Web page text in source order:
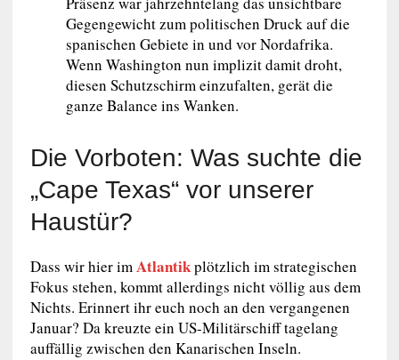
Gegengewicht zum politischen Druck auf die
spanischen Gebiete in und vor Nordafrika.
Wenn Washington nun implizit damit droht,
diesen Schutzschirm einzufalten, gerät die
ganze Balance ins Wanken.
Die Vorboten: Was suchte die
„Cape Texas“ vor unserer
Haustür?
Dass wir hier imAtlantikplötzlich im strategischen
Fokus stehen, kommt allerdings nicht völlig aus dem
Nichts. Erinnert ihr euch noch an den vergangenen
Januar? Da kreuzte ein US-Militärschiff tagelang
auffällig zwischen den Kanarischen Inseln.